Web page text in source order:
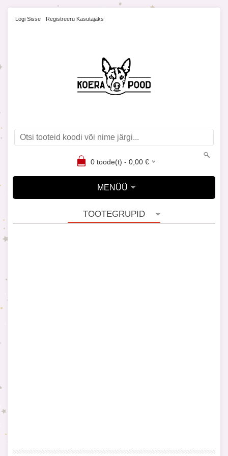
Logi Sisse Registreeru Kasutajaks
0toode(t) - 0,00€
MENÜÜ
TOOTEGRUPID